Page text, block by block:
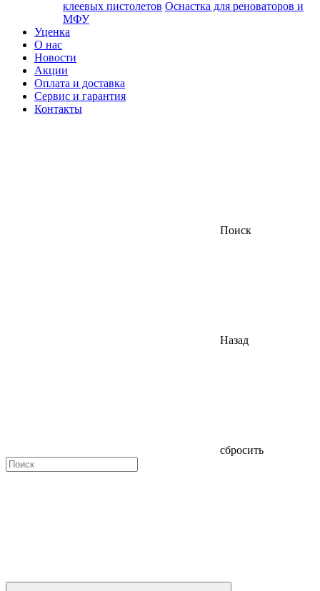
клеевых пистолетов Оснастка для реноваторов и
МФУ
Уценка
О нас
Новости
Акции
Оплата и доставка
Сервис и гарантия
Контакты
Поиск
Назад
сбросить